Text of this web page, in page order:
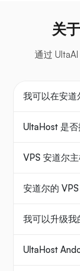
关
通过
我可以在安道
UltaHost 是
VPS 安道尔
安道尔的
我可以升级我
UltaHost